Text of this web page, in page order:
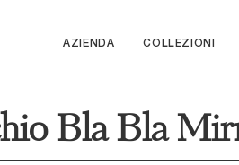
AZIENDA COLLEZIONI
Bla Bla